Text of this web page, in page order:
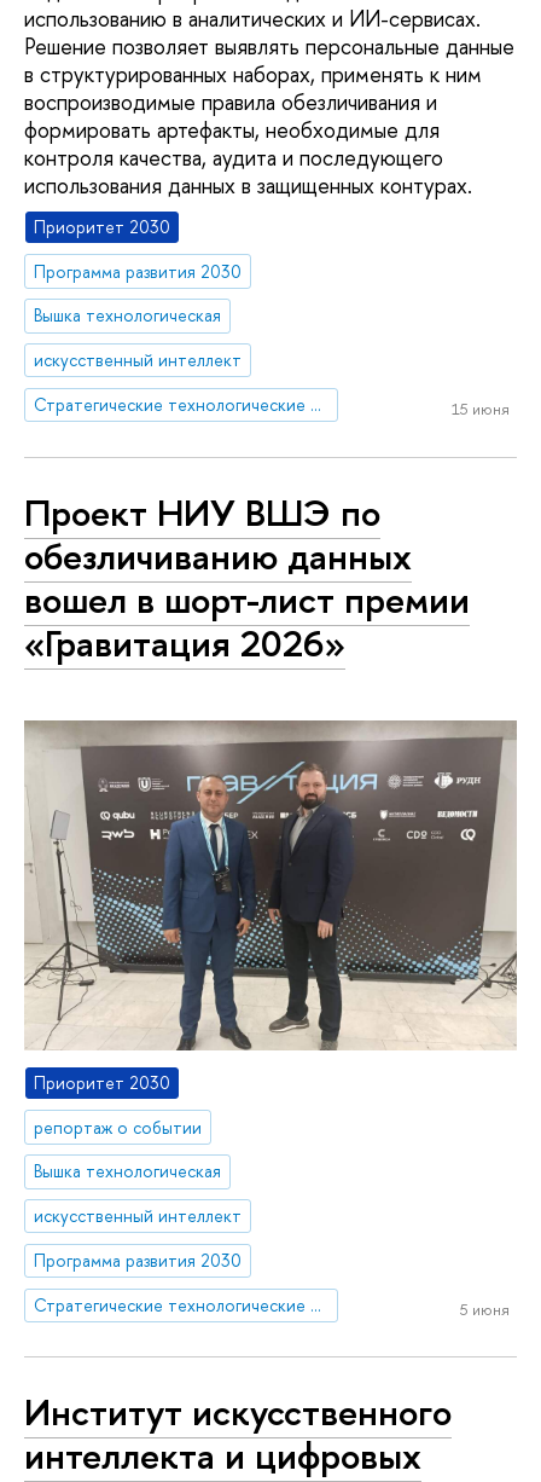
использованию в аналитических и ИИ-сервисах.
Решение позволяет выявлять персональные данные
в структурированных наборах, применять к ним
воспроизводимые правила обезличивания и
формировать артефакты, необходимые для
контроля качества, аудита и последующего
использования данных в защищенных контурах.
Приоритет 2030
Программа развития 2030
Вышка технологическая
искусственный интеллект
Стратегические технологические проекты
15 июня
Проект НИУ ВШЭ по
обезличиванию данных
вошел в шорт-лист премии
«Гравитация 2026»
Приоритет 2030
репортаж о событии
Вышка технологическая
искусственный интеллект
Программа развития 2030
Стратегические технологические проекты
5 июня
Институт искусственного
интеллекта и цифровых